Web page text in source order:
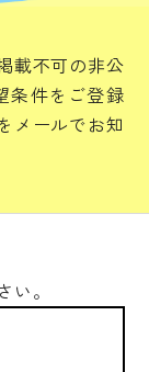
載不可の非公
条件をご登録
メールでお知
。